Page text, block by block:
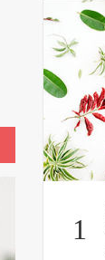
1